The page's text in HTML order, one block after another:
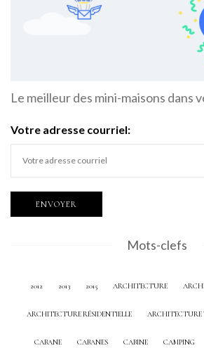
Le meilleur des mini-maisons dans
Votre adresse courriel:
Mots-clefs
2012 2013 2015 ARCHITECTURE
ARCHITECTURE RÉSIDENTIELLE ARCHITECTURE
CABANE CABANES CABINE CAMPING